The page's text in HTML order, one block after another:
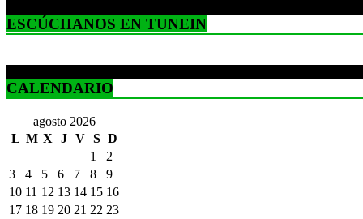
ESCÚCHANOS EN TUNEIN
CALENDARIO
agosto 2026
L M X J V S D
1
2
3
4 5 6 7 8
9
10 11 12 13 14 15 16
17 18 19 20 21 22 23